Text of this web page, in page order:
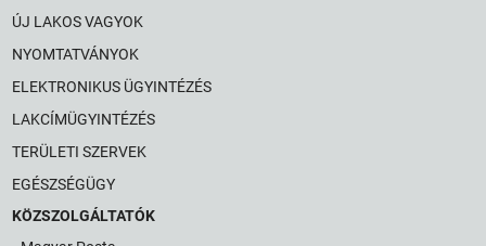
ÚJ LAKOS VAGYOK
NYOMTATVÁNYOK
ELEKTRONIKUS ÜGYINTÉZÉS
LAKCÍMÜGYINTÉZÉS
TERÜLETI SZERVEK
EGÉSZSÉGÜGY
KÖZSZOLGÁLTATÓK